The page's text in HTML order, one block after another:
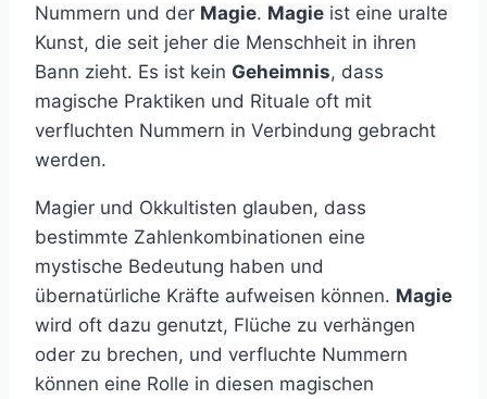
Nummern und der Magie. Magie ist eine uralte
Kunst, die seit jeher die Menschheit in ihren
Bann zieht. Es ist kein Geheimnis, dass
magische Praktiken und Rituale oft mit
verfluchten Nummern in Verbindung gebracht
werden.
Magier und Okkultisten glauben, dass
bestimmte Zahlenkombinationen eine
mystische Bedeutung haben und
übernatürliche Kräfte aufweisen können. Magie
wird oft dazu genutzt, Flüche zu verhängen
oder zu brechen, und verfluchte Nummern
können eine Rolle in diesen magischen